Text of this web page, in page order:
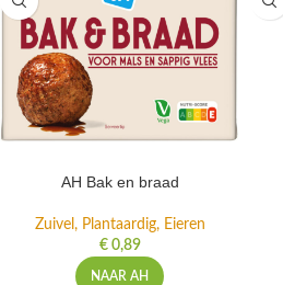
AH Bak en braad
Zuivel, Plantaardig, Eieren
€0,89
NAAR AH